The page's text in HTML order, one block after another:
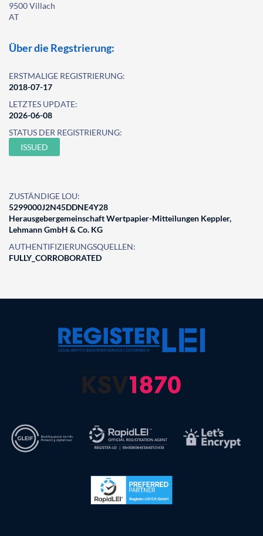
9500 Villach
AT
Über die Regstrierung:
ERSTMALIGE REGISTRIERUNG:
2018-07-17
LETZTES UPDATE:
2026-06-08
STATUS DER REGISTRIERUNG:
ISSUED
ZUSTÄNDIGE LOU:
5299000J2N45DDNE4Y28
Herausgebergemeinschaft Wertpapier-Mitteilungen Keppler,
Lehmann GmbH & Co. KG
AUTHENTIFIZIERUNGSQUELLEN:
FULLY_CORROBORATED